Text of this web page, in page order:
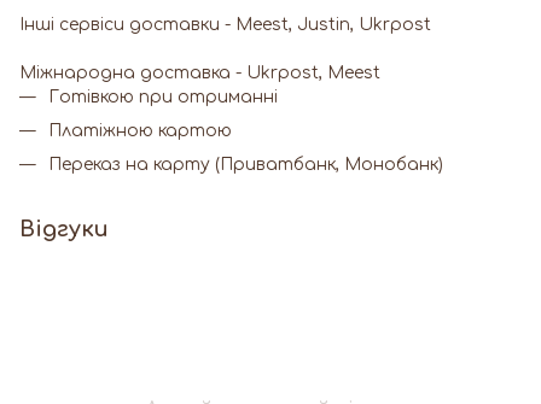
Інші сервіси доставки - Meest, Justin, Ukrpost
Miжнародна доставка - Ukrpost, Meest
Готівкою при отриманні
Платіжною картою
Переказ на карту (Приватбанк, Монобанк)
Відгуки